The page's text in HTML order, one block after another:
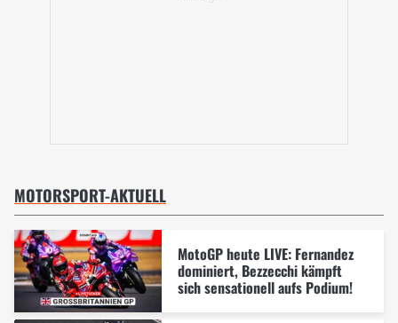
MOTORSPORT-AKTUELL
MotoGP heute LIVE: Fernandez
dominiert, Bezzecchi kämpft
sich sensationell aufs Podium!